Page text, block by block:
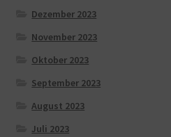
Dezember 2023
November 2023
Oktober 2023
September 2023
August 2023
Juli 2023